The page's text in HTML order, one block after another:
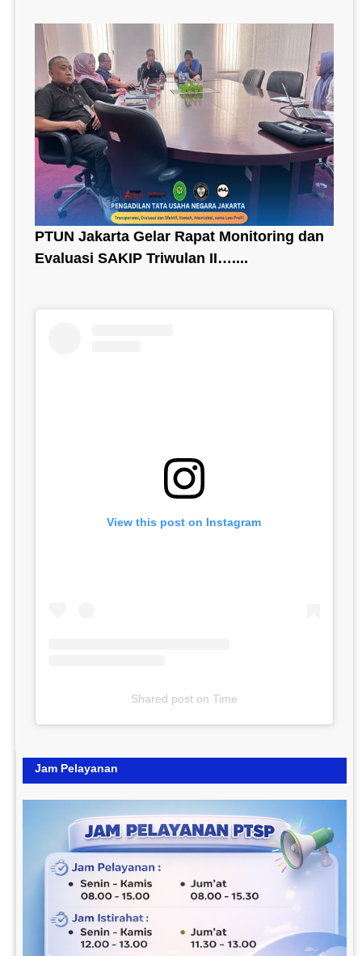
PTUN Jakarta Gelar Rapat Monitoring dan
Evaluasi SAKIP Triwulan II…....
View this post on Instagram
Shared poston Time
Jam Pelayanan